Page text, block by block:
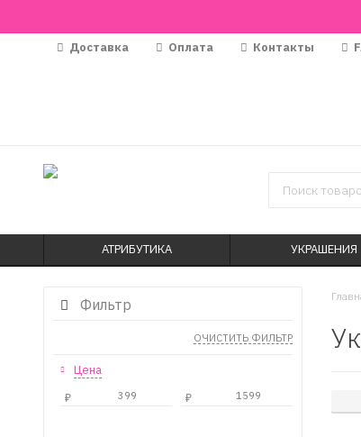
Доставка Оплата Контакты
АТРИБУТИКА УКРАШЕНИЯ
Фильтр
ОЧИСТИТЬ ФИЛЬТР
Цена
₽ ₽